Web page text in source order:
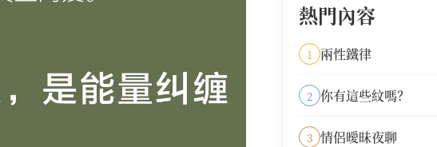
熱門內容
1 兩性鐵律
2 你有這些紋嗎？
3 情侶曖昧夜聊